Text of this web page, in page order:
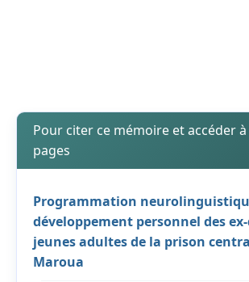
Pour citer ce mémoire et accéder
pages
Programmation
développement personnel des
jeunes adultes de la prison
Maroua